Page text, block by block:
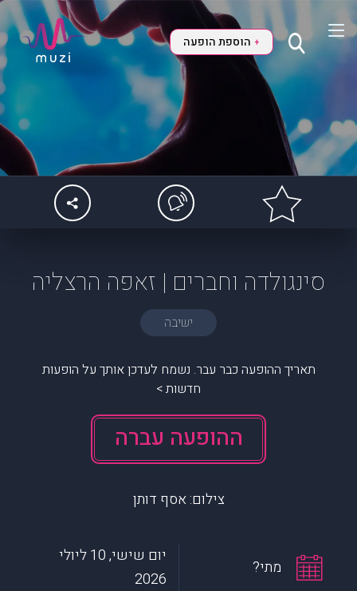
+ הוספת הופעה
סינגולדה וחברים | זאפה הרצליה
ישיבה
תאריך ההופעה כבר עבר. נשמח לעדכן אותך על הופעות
חדשות >
ההופעה עברה
צילום: אסף דותן
מתי?
יום שישי, 10 ליולי
2026